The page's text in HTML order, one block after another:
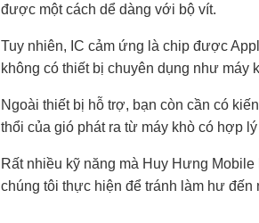
được một cách dể dàng với bộ vít.
Tuy nhiên, IC cảm ứng là chip được
không có thiết bị chuyên dụng như
Ngoài thiết bị hỗ trợ, bạn còn cần có
thổi của gió phát ra từ máy khò có hợp
Rất nhiều kỹ năng mà Huy Hưng
chúng tôi thực hiện để tránh làm hư đến